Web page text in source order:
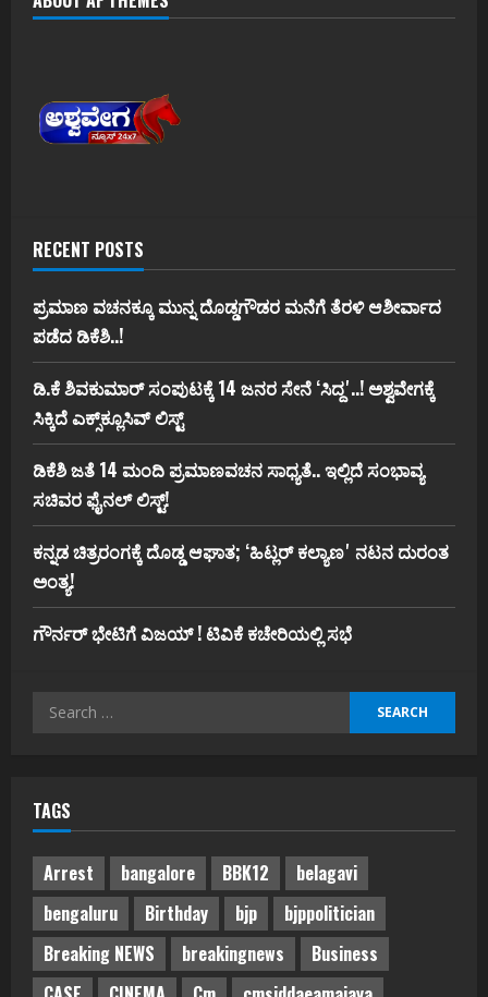
RECENT POSTS
ಪ್ರಮಾಣ ವಚನಕ್ಕೂ ಮುನ್ನ ದೊಡ್ಡಗೌಡರ ಮನೆಗೆ ತೆರಳಿ ಆಶೀರ್ವಾದ
ಪಡೆದ ಡಿಕೆಶಿ..!
ಡಿ.ಕೆ ಶಿವಕುಮಾರ್‌ ಸಂಪುಟಕ್ಕೆ 14 ಜನರ ಸೇನೆ ʻಸಿದ್ದʼ..! ಅಶ್ವವೇಗಕ್ಕೆ
ಸಿಕ್ಕಿದೆ ಎಕ್ಸ್‌ಕ್ಲೂಸಿವ್‌ ಲಿಸ್ಟ್‌
ಡಿಕೆಶಿ ಜತೆ 14 ಮಂದಿ ಪ್ರಮಾಣವಚನ ಸಾಧ್ಯತೆ.. ಇಲ್ಲಿದೆ ಸಂಭಾವ್ಯ
ಸಚಿವರ ಫೈನಲ್ ಲಿಸ್ಟ್‌!
ಕನ್ನಡ ಚಿತ್ರರಂಗಕ್ಕೆ ದೊಡ್ಡ ಆಘಾತ; ʻಹಿಟ್ಲರ್ ಕಲ್ಯಾಣʼ ನಟನ ದುರಂತ
ಅಂತ್ಯ!
ಗೌರ್ನರ್‌ ಭೇಟಿಗೆ ವಿಜಯ್‌ ! ಟಿವಿಕೆ ಕಚೇರಿಯಲ್ಲಿ ಸಭೆ
Search
TAGS
Arrest bangalore BBK12
belagavi
bengaluru
Birthday bjp
bjppolitician
Breaking NEWS
breakingnews
Business